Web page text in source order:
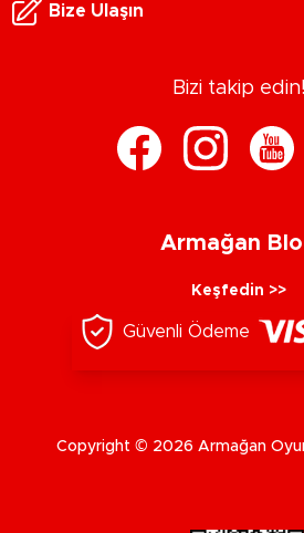
Bize Ulaşın
Bizi takip edin!
Armağan
Keşfedin >>
Güvenli Ödeme
Copyright © 2026 Armağan